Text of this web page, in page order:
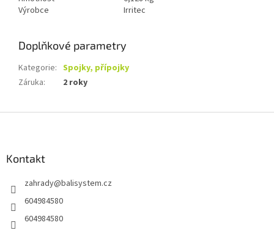
Výrobce
Irritec
Doplňkové parametry
Kategorie: Spojky, přípojky
Záruka: 2 roky
Kontakt
zahrady@balisystem.cz
604984580
604984580